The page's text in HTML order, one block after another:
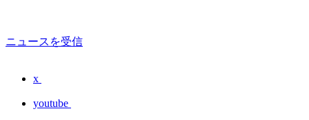
ニュースを受信
x
youtube